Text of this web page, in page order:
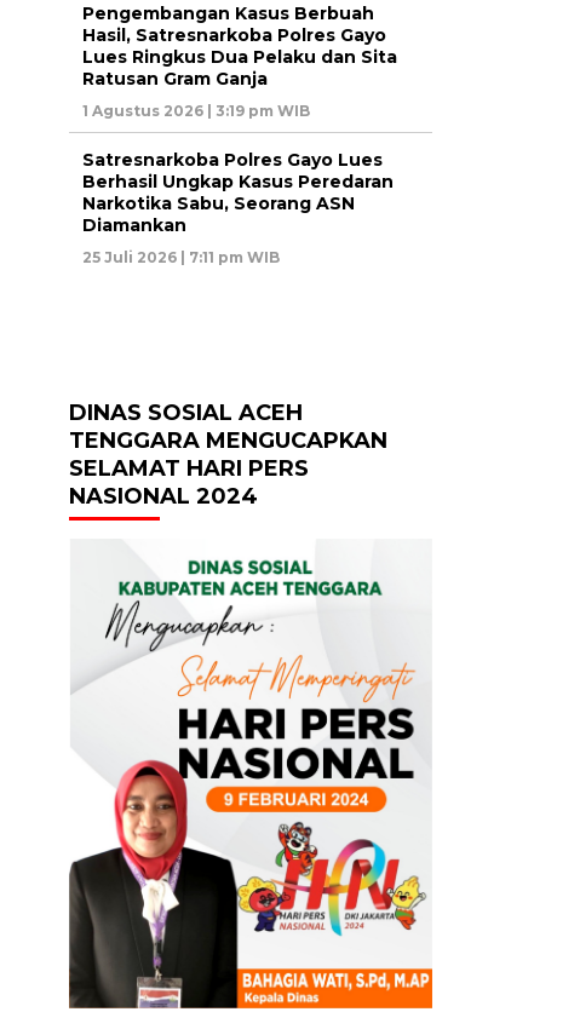
Pengembangan Kasus Berbuah
Hasil, Satresnarkoba Polres Gayo
Lues Ringkus Dua Pelaku dan Sita
Ratusan Gram Ganja
1 Agustus 2026 | 3:19 pm WIB
Satresnarkoba Polres Gayo Lues
Berhasil Ungkap Kasus Peredaran
Narkotika Sabu, Seorang ASN
Diamankan
25 Juli 2026 | 7:11 pm WIB
DINAS SOSIAL ACEH
TENGGARA MENGUCAPKAN
SELAMAT HARI PERS
NASIONAL 2024